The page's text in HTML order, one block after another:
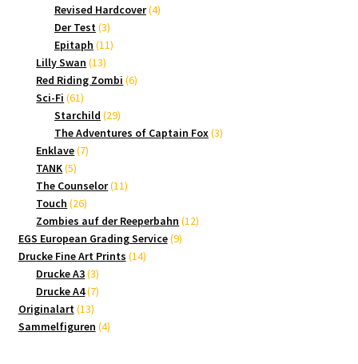
Produkte
Revised Hardcover 44
Der Test 33
Produkte
Epitaph 1111
Lilly Swan 1313
Produkte
Red Riding Zombi 66
Sci-Fi 6161
Produkte
Starchild 2929
Produkte
The Adventures of Captain Fox 33
Enklave 77
TANK 55
Produkte
The Counselor 1111
Touch 2626
Produkte
Zombies auf der Reeperbahn 1212
EGS European Grading Service 99
Drucke Fine Art Prints 1414
Drucke A3 33
Produkte
Drucke A4 77
Originalart 1313
Produkte
Sammelfiguren 44